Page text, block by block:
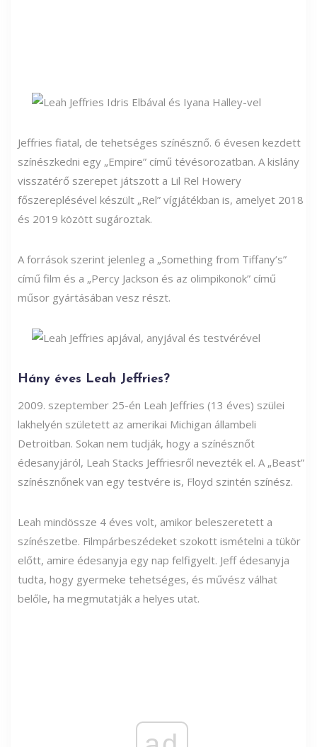
Jeffries fiatal, de tehetséges színésznő. 6 évesen kezdett
színészkedni egy „Empire” című tévésorozatban. A kislány
visszatérő szerepet játszott a Lil Rel Howery
főszereplésével készült „Rel” vígjátékban is, amelyet 2018
és 2019 között sugároztak.
A források szerint jelenleg a „Something from Tiffany’s”
című film és a „Percy Jackson és az olimpikonok” című
műsor gyártásában vesz részt.
Hány éves Leah Jeffries?
2009. szeptember 25-én Leah Jeffries (13 éves) szülei
lakhelyén született az amerikai Michigan állambeli
Detroitban. Sokan nem tudják, hogy a színésznőt
édesanyjáról, Leah Stacks Jeffriesről nevezték el. A „Beast”
színésznőnek van egy testvére is, Floyd szintén színész.
Leah mindössze 4 éves volt, amikor beleszeretett a
színészetbe. Filmpárbeszédeket szokott ismételni a tükör
előtt, amire édesanyja egy nap felfigyelt. Jeff édesanyja
tudta, hogy gyermeke tehetséges, és művész válhat
belőle, ha megmutatják a helyes utat.